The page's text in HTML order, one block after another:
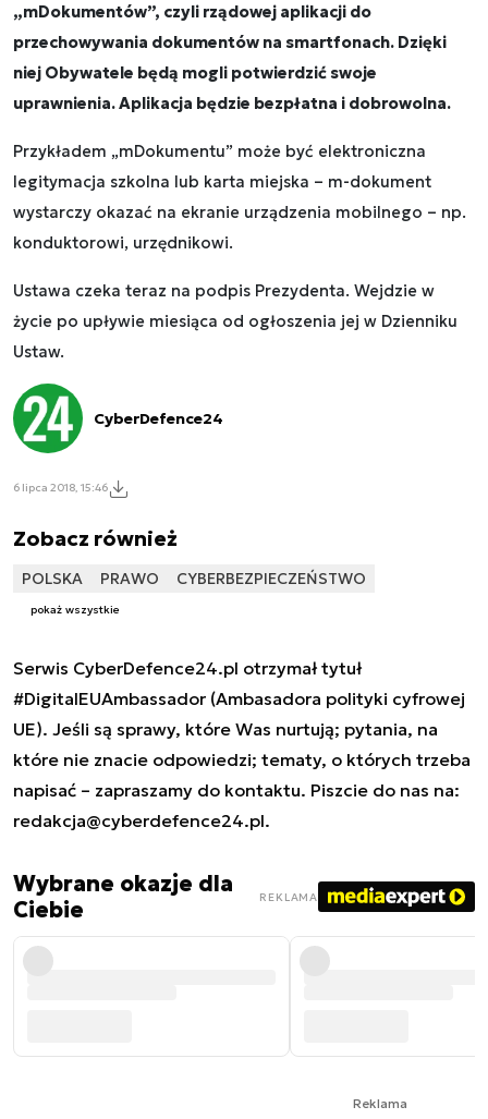
„mDokumentów”, czyli rządowej aplikacji do
przechowywania dokumentów na smartfonach. Dzięki
niej Obywatele będą mogli potwierdzić swoje
uprawnienia. Aplikacja będzie bezpłatna i dobrowolna.
Przykładem „mDokumentu” może być elektroniczna
legitymacja szkolna lub karta miejska – m-dokument
wystarczy okazać na ekranie urządzenia mobilnego – np.
konduktorowi, urzędnikowi.
Ustawa czeka teraz na podpis Prezydenta. Wejdzie w
życie po upływie miesiąca od ogłoszenia jej w Dzienniku
Ustaw.
CyberDefence24
6 lipca 2018, 15:46
Zobacz również
POLSKA PRAWO CYBERBEZPIECZEŃSTWO
pokaż wszystkie
Serwis CyberDefence24.pl otrzymał tytuł
#DigitalEUAmbassador (Ambasadora polityki cyfrowej
UE). Jeśli są sprawy, które Was nurtują; pytania, na
które nie znacie odpowiedzi; tematy, o których trzeba
napisać – zapraszamy do kontaktu. Piszcie do nas na:
redakcja@cyberdefence24.pl.
Wybrane okazje dla
Ciebie
REKLAMA
Reklama